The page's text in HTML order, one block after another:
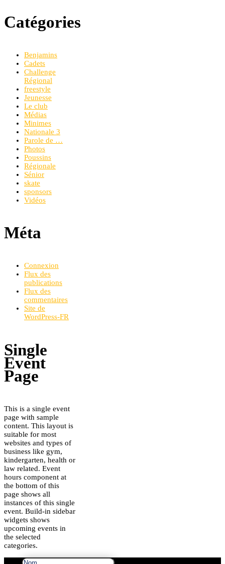
Catégories
Benjamins
Cadets
Challenge
Régional
freestyle
Jeunesse
Le club
Médias
Minimes
Nationale 3
Parole de …
Photos
Poussins
Régionale
Sénior
skate
sponsors
Vidéos
Méta
Connexion
Flux des
publications
Flux des
commentaires
Site de
WordPress-FR
Single
Event
Page
This is a single event
page with sample
content. This layout is
suitable for most
websites and types of
business like gym,
kindergarten, health or
law related. Event
hours component at
the bottom of this
page shows all
instances of this single
event. Build-in sidebar
widgets shows
upcoming events in
the selected
categories.